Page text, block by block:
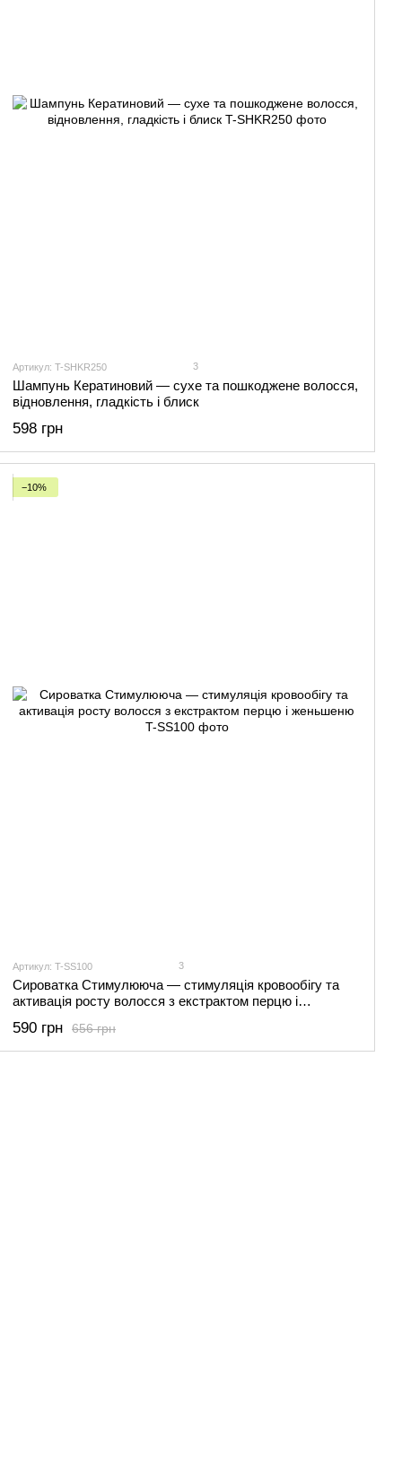
Артикул: T-SHKR250 3
Шампунь Кератиновий — сухе та пошкоджене волосся,
відновлення, гладкість і блиск
598 грн
−10%
Артикул: T-SS100 3
Сироватка Стимулююча — стимуляція кровообігу та
активація росту волосся з екстрактом перцю і
656 грн
590 грн